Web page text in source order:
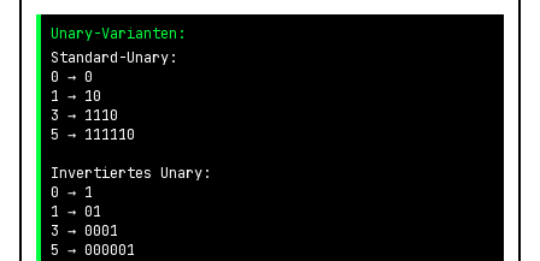
Unary-Varianten:
Standard-Unary:
0 → 0
1 → 10
3 → 1110
5 → 111110
Invertiertes Unary:
0 → 1
1 → 01
3 → 0001
5 → 000001